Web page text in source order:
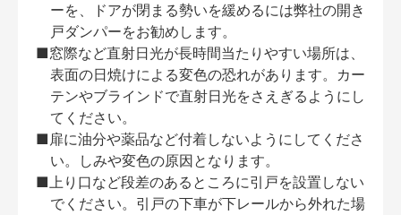
ーを、ドアが閉まる勢いを緩めるには弊社の開き
戸ダンパーをお勧めします。
■窓際など直射日光が長時間当たりやすい場所は、
表面の日焼けによる変色の恐れがあります。カー
テンやブラインドで直射日光をさえぎるようにし
てください。
■扉に油分や薬品など付着しないようにしてくださ
い。しみや変色の原因となります。
■上り口など段差のあるところに引戸を設置しない
でください。引戸の下車が下レールから外れた場